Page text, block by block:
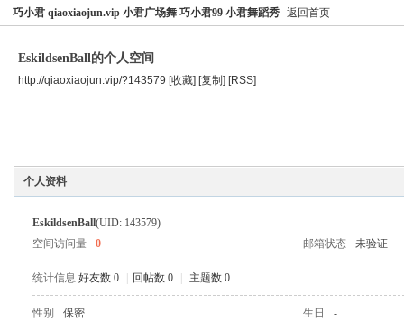
巧小君 qiaoxiaojun.vip 小君广场舞 巧小君99 小君舞蹈秀 返回首页
EskildsenBall的个人空间
http://qiaoxiaojun.vip/?143579 [收藏] [复制] [RSS]
个人资料
EskildsenBall(UID: 143579)
空间访问量
0 邮箱状态 未验证
统计信息 好友数 0 回帖数 0 主题数 0
性别 保密 生日
-